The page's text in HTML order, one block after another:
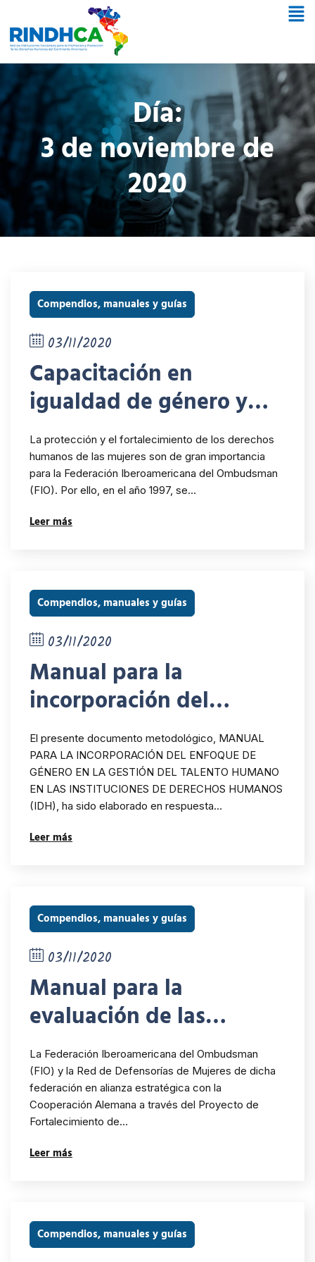
Día:
3 de noviembre de
2020
Compendios, manuales y guías
03/11/2020
Capacitación en
igualdad de género y
derechos humanos: guía
metodológica y marco
teórico
La protección y el fortalecimiento de los derechos
humanos de las mujeres son de gran importancia
para la Federación Iberoamericana del Ombudsman
(FIO). Por ello, en el año 1997, se…
Leer más
Compendios, manuales y guías
03/11/2020
Manual para la
incorporación del
enfoque de género en la
gestión del talento
humano en las
instituciones de
derechos humanos
El presente documento metodológico, MANUAL
PARA LA INCORPORACIÓN DEL ENFOQUE DE
GÉNERO EN LA GESTIÓN DEL TALENTO HUMANO
EN LAS INSTITUCIONES DE DERECHOS HUMANOS
(IDH), ha sido elaborado en respuesta…
Leer más
Compendios, manuales y guías
03/11/2020
Manual para la
evaluación de las
políticas institucionales
de género de las
instituciones de
derechos humanos
La Federación Iberoamericana del Ombudsman
(FIO) y la Red de Defensorías de Mujeres de dicha
federación en alianza estratégica con la
Cooperación Alemana a través del Proyecto de
Fortalecimiento de…
Leer más
Compendios, manuales y guías